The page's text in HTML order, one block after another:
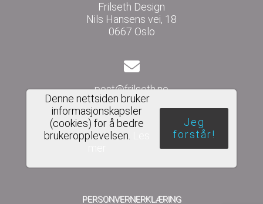
Frilseth Design
Nils Hansens vei, 18
0667 Oslo
post@frilseth.no
Denne nettsiden bruker
informasjonskapsler
(cookies) for å bedre
brukeropplevelsen.
Jeg
forstår!
PERSONVERNERKLÆRING